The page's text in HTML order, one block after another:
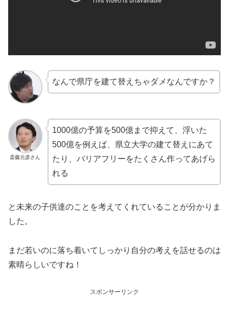
なんで県庁を建て替えちゃダメなんですか？
斎藤元彦さん
1000億の予算を500億まで抑えて、浮いた
500億を例えば、県立大学の建て替えにあて
たり、バリアフリーをたくさん作ってあげら
れる
と未来の子供達のことを考えてくれていることが分かりま
した。
まだ若いのに落ち着いてしっかり自分の考えを話せるのは
素晴らしいですね！
スポンサーリンク